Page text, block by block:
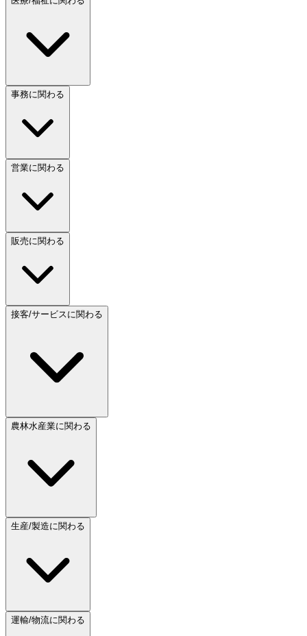
事務に関わる
営業に関わる
販売に関わる
接客/サービスに関わる
農林水産業に関わる
生産/製造に関わる
運輸/物流に関わる